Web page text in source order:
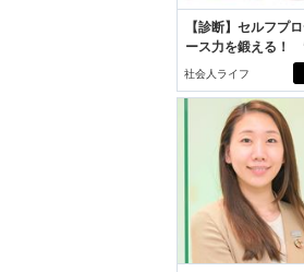
【診断】セルフプ
ース力を鍛える！
ブン観”診断
社会人ライフ